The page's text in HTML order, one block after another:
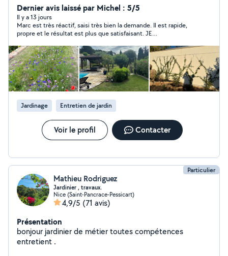
minutieux. La satisfaction du client est une priorité pour
moi .
Dernier avis laissé par Michel : 5/5
Il y a 13 jours
Marc est très réactif, saisi très bien la demande. Il est rapide,
propre et le résultat est plus que satisfaisant. JE
Jardinage Entretien de jardin
Voir le profil Contacter
Particulier
Mathieu Rodriguez
Jardinier , travaux.
Nice (Saint-Pancrace-Pessicart)
4,9/5 (71 avis)
Présentation
bonjour jardinier de métier toutes compétences
entretient .